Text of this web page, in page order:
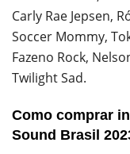
Carly Rae Jepsen,
Soccer Mommy,
Fazeno Rock,
Twilight Sad.
Como comprar
Sound Brasil